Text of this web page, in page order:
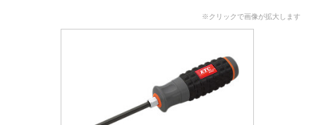
※クリックで画像が拡大します